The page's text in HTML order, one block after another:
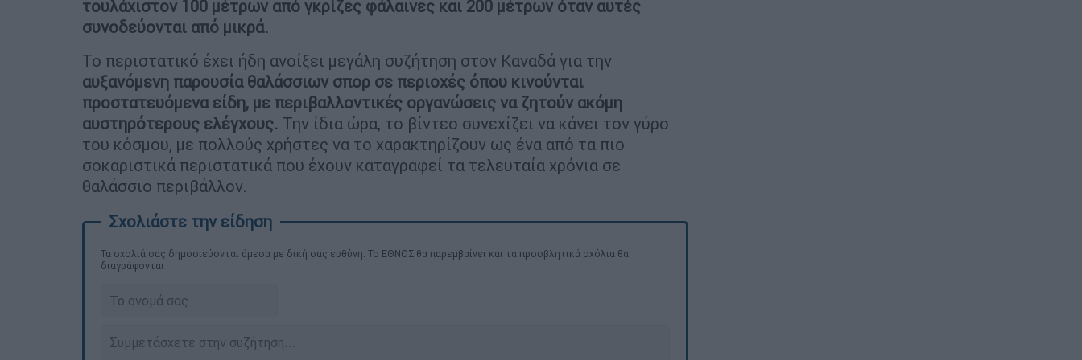
τουλάχιστον 100 μέτρων από γκρίζες φάλαινες και 200 μέτρων όταν αυτές
συνοδεύονται από μικρά.
Το περιστατικό έχει ήδη ανοίξει μεγάλη συζήτηση στον Καναδά για την
αυξανόμενη παρουσία θαλάσσιων σπορ σε περιοχές όπου κινούνται
προστατευόμενα είδη, με περιβαλλοντικές οργανώσεις να ζητούν ακόμη
αυστηρότερους ελέγχους. Την ίδια ώρα, το βίντεο συνεχίζει να κάνει τον γύρο
του κόσμου, με πολλούς χρήστες να το χαρακτηρίζουν ως ένα από τα πιο
σοκαριστικά περιστατικά που έχουν καταγραφεί τα τελευταία χρόνια σε
θαλάσσιο περιβάλλον.
Τα σχολιά σας δημοσιεύονται άμεσα με δική σας ευθύνη. Το ΕΘΝΟΣ θα παρεμβαίνει και τα προσβλητικά σχόλια θα
διαγράφονται